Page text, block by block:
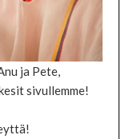
ja Pete,
sivullemme!